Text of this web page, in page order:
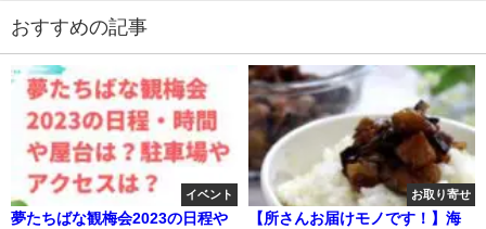
おすすめの記事
イベント
夢たちばな観梅会2023の日程や
お取り寄せ
【所さんお届けモノです！】海